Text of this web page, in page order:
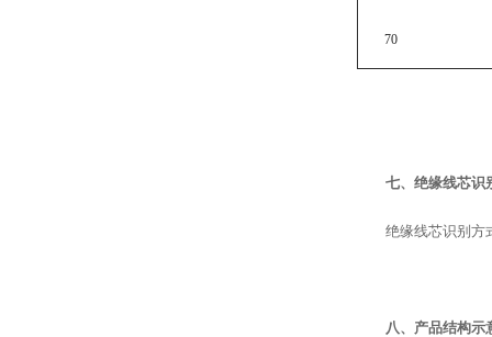
70
七、绝缘线芯识
绝缘线芯识别方
八、产品结构示